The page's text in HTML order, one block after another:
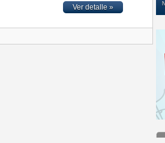
Ver detalle »